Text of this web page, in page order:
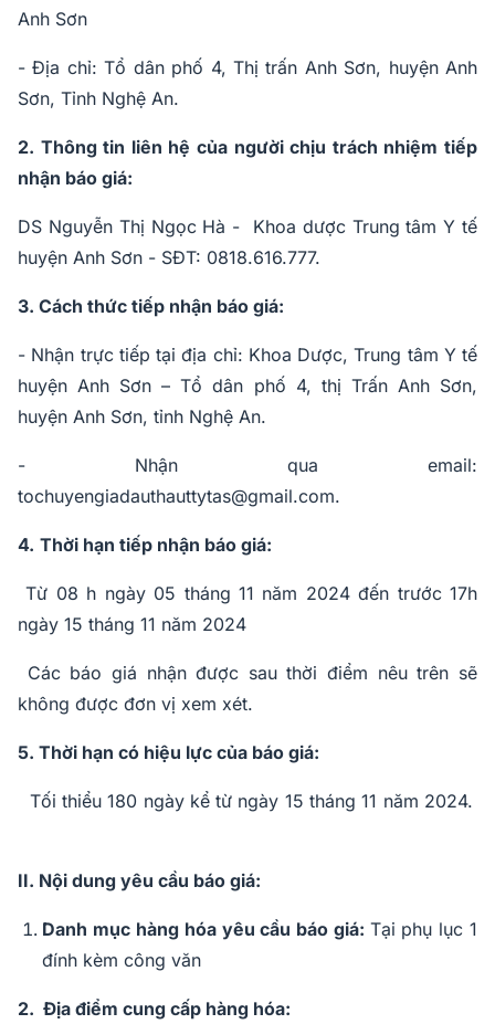
Anh Sơn
- Địa chỉ: Tổ dân phố 4, Thị trấn Anh Sơn, huyện Anh
Sơn, Tỉnh Nghệ An.
2. Thông tin liên hệ của người chịu trách nhiệm tiếp
nhận báo giá:
DS Nguyễn Thị Ngọc Hà - Khoa dược Trung tâm Y tế
huyện Anh Sơn - SĐT: 0818.616.777.
3. Cách thức tiếp nhận báo giá:
- Nhận trực tiếp tại địa chỉ: Khoa Dược, Trung tâm Y tế
huyện Anh Sơn – Tổ dân phố 4, thị Trấn Anh Sơn,
huyện Anh Sơn, tỉnh Nghệ An.
- Nhận qua email:
tochuyengiadauthauttytas@gmail.com.
4. Thời hạn tiếp nhận báo giá:
Từ 08 h ngày 05 tháng 11 năm 2024 đến trước 17h
ngày 15 tháng 11 năm 2024
Các báo giá nhận được sau thời điểm nêu trên sẽ
không được đơn vị xem xét.
5. Thời hạn có hiệu lực của báo giá:
Tối thiểu 180 ngày kể từ ngày 15 tháng 11 năm 2024.
II. Nội dung yêu cầu báo giá:
Danh mục hàng hóa yêu cầu báo giá: Tại phụ lục 1
đính kèm công văn
2. Địa điểm cung cấp hàng hóa: